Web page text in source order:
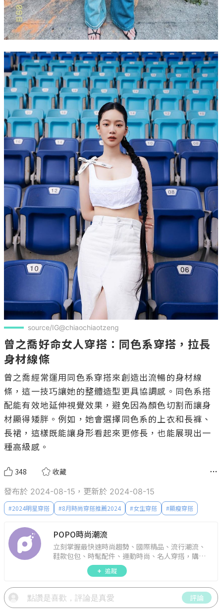
source/IG@chiaochiaotzeng
曾之喬好命女人穿搭：同色系穿搭，拉長
身材線條
曾之喬經常運用同色系穿搭來創造出流暢的身材線
條，這一技巧讓她的整體造型更具協調感。同色系搭
配能有效地延伸視覺效果，避免因為顏色切割而讓身
材顯得矮胖。例如，她會選擇同色系的上衣和長褲、
長裙，這樣既能讓身形看起來更修長，也能展現出一
種高級感。
348 收藏
發布於 2024-08-15，更新於 2024-08-15
#2024明星穿搭 #8月時尚穿搭推薦2024 #女生穿搭 #顯瘦穿搭
POPO時尚潮流
立刻掌握最快速時尚趨勢、國際精品、流行潮流、
鞋款包包、時髦配件、運動時尚、名人穿搭，購物
追蹤
評論